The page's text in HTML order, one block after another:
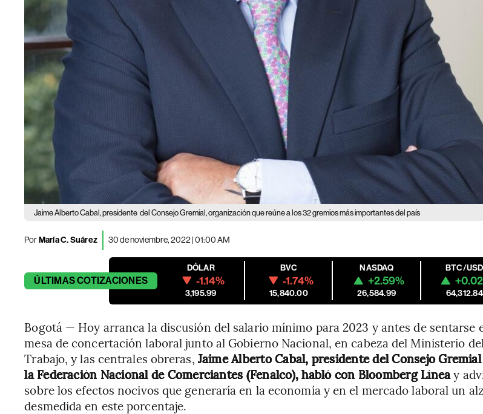
Jaime Alberto Cabal, presidente del Consejo Gremial, organización que reúne a los 32 gremios más importantes del país
PorMaría C. Suárez 30 de noviembre, 2022 | 01:00 AM
ÚLTIMASCOTIZACIONES
DÓLAR
-1.14%
3,195.99
BVC
-1.74%
15,840.00
NASDAQ
+2.59%
26,584.99
BTC/USD
64,312.84
Bogotá — Hoy arranca la discusión del salario mínimo para 2023 y antes de sentarse
mesa de concertación laboral junto al Gobierno Nacional, en cabeza del Ministerio del
Trabajo, y las centrales obreras, Jaime Alberto Cabal, presidente del Consejo
la Federación Nacional de Comerciantes (Fenalco), habló con Bloomberg Líneay
sobre los efectos nocivos que generaría en la economía y en el mercado laboral un
desmedida en este porcentaje.